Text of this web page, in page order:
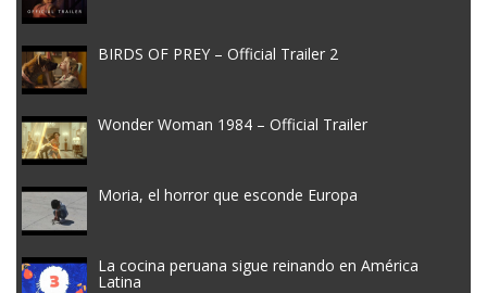
BIRDS OF PREY – Official Trailer 2
Wonder Woman 1984 – Official Trailer
Moria, el horror que esconde Europa
La cocina peruana sigue reinando en América
Latina